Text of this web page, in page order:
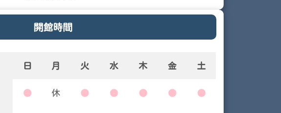
開館時間
日 月 火 水 木 金 土
● 休 ● ● ● ● ●